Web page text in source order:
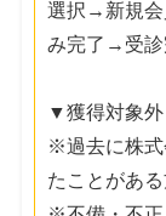
選択→新規
み完了→受診
▼獲得対象外
※過去に株式
たことがあ